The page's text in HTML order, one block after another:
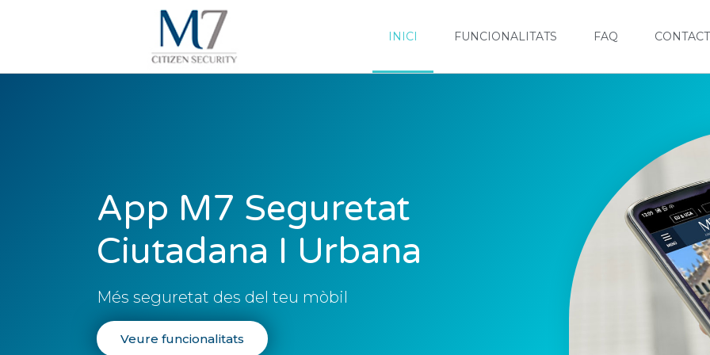
INICI FUNCIONALITATS FAQ
App M7 Seguretat
Ciutadana I Urbana
Més seguretat des del teu mòbil
Veure funcionalitats